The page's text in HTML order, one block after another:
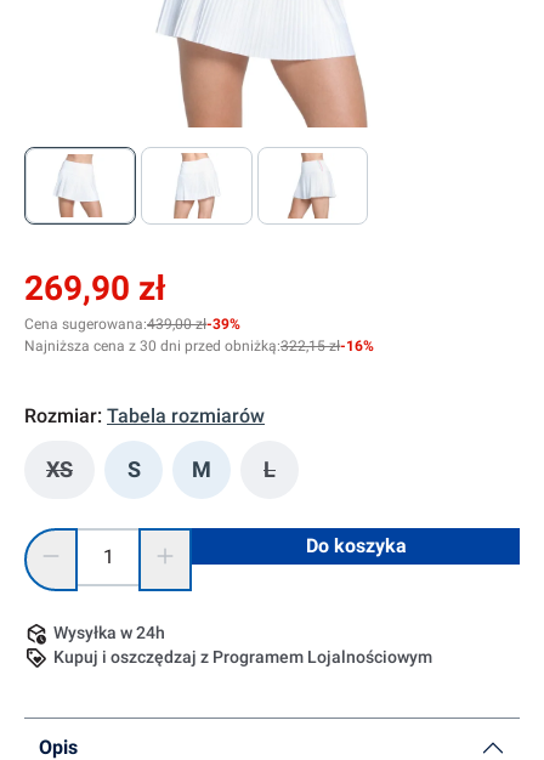
269,90 zł
Cena sugerowana:439,00 zł-39%
Najniższa cena z 30 dni przed obniżką:322,15 zł-16%
Rozmiar: Tabela rozmiarów
XS(Ta opcja jest obecnie niedostępna.)
S M L(Ta opcja jest obecnie
Ilość produktu: Wprowadź żądaną ilość lub użyj
Do koszyka
Wysyłka w 24h
Kupuj i oszczędzaj z Programem Lojalnościowym
Opis